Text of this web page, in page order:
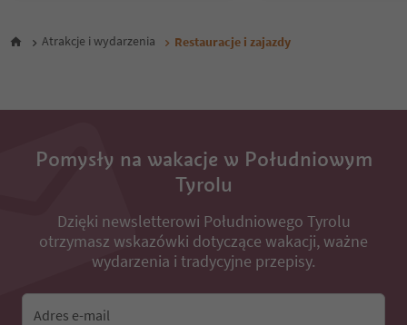
Atrakcje i wydarzenia Restauracje i zajazdy
Pomysły na wakacje w Południowym
Tyrolu
Dzięki newsletterowi Południowego Tyrolu
otrzymasz wskazówki dotyczące wakacji, ważne
wydarzenia i tradycyjne przepisy.
Adres e-mail